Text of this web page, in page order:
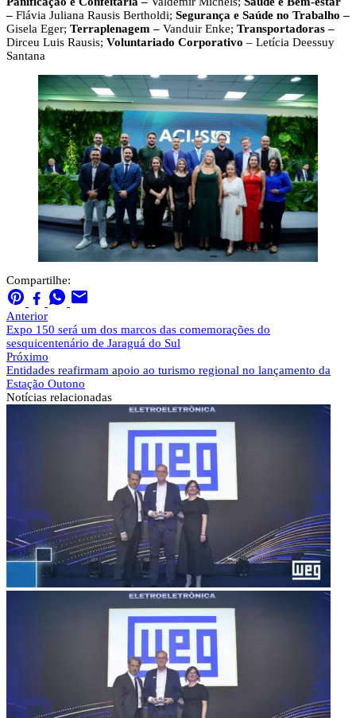
– Flávia Juliana Rausis Bertholdi; Segurança e Saúde no Trabalho –
Gisela Eger; Terraplenagem – Vanduir Enke; Transportadoras –
Dirceu Luis Rausis; Voluntariado Corporativo – Letícia Deessuy
Santana
Compartilhe:
Anterior
Expo 150 será um dos marcos das comemorações do
sesquicentenário de Jaraguá do Sul
Próximo
Entidades reafirmam apoio ao turismo regional no lançamento da
Estação Outono
Notícias relacionadas